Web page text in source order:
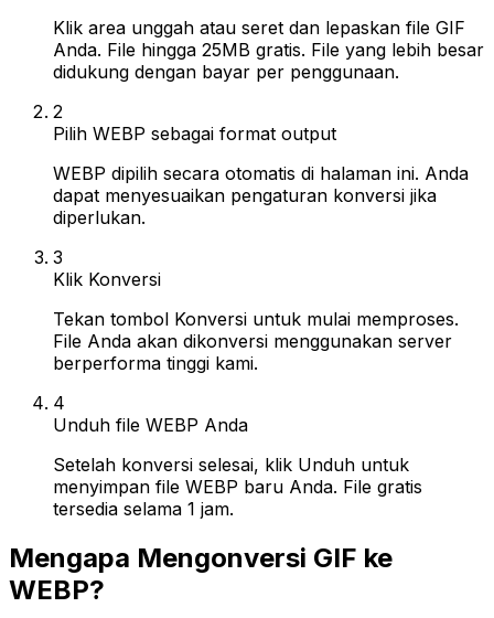
Klik area unggah atau seret dan lepaskan file GIF
Anda. File hingga 25MB gratis. File yang lebih besar
didukung dengan bayar per penggunaan.
2
Pilih WEBP sebagai format output
WEBP dipilih secara otomatis di halaman ini. Anda
dapat menyesuaikan pengaturan konversi jika
diperlukan.
3
Klik Konversi
Tekan tombol Konversi untuk mulai memproses.
File Anda akan dikonversi menggunakan server
berperforma tinggi kami.
4
Unduh file WEBP Anda
Setelah konversi selesai, klik Unduh untuk
menyimpan file WEBP baru Anda. File gratis
tersedia selama 1 jam.
Mengapa Mengonversi GIF ke
WEBP?